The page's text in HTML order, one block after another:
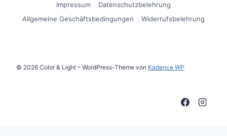
Impressum
Datenschutzbelehrung
Allgemeine Geschäftsbedingungen
Widerrufsbelehrung
© 2026 Color & Light – WordPress-Theme von Kadence WP